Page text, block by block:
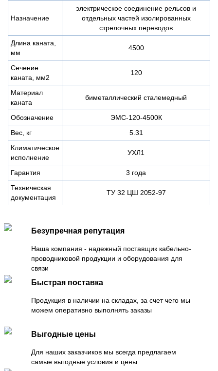
Назначение
электрическое соединение рельсов и
отдельных частей изолированных
стрелочных переводов
Длина каната,
мм
4500
Сечение
каната, мм2
120
Материал
каната
биметаллический сталемедный
Обозначение
ЭМС-120-4500К
Вес, кг
5.31
Климатическое
исполнение
УХЛ1
Гарантия
3 года
Техническая
документация
ТУ 32 ЦШ 2052-97
Безупречная репутация
Наша компания - надежный поставщик кабельно-
проводниковой продукции и оборудования для
связи
Быстрая поставка
Продукция в наличии на складах, за счет чего мы
можем оперативно выполнять заказы
Выгодные цены
Для наших заказчиков мы всегда предлагаем
самые выгодные условия и цены